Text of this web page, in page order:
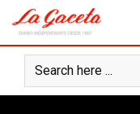
content